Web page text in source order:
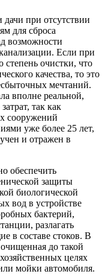
при отсутствии
для сброса
возможности
Если при
степень очистки, что
качества, то это
мечтаний.
вполне реальной,
так как
сооружений
уже более 25 лет,
и отражен в
обеспечить
защиты
биологической
вод в устройстве
бактерий,
разлагать
в составе стоков. В
очищенная до такой
целях
мойки автомобиля.